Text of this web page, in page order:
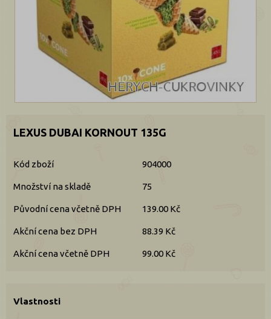
LEXUS DUBAI KORNOUT 135G
Kód zboží 904000
Množství na skladě 75
Původní cena včetně DPH 139.00 Kč
Akční cena bez DPH 88.39 Kč
Akční cena včetně DPH 99.00 Kč
Vlastnosti